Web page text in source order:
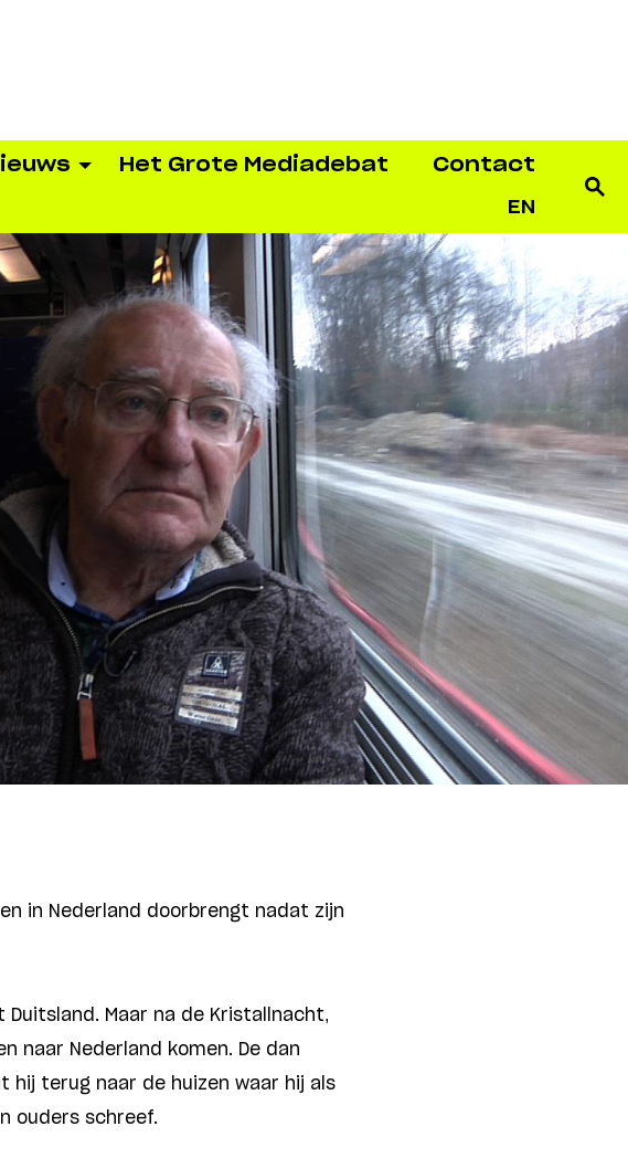
Het Grote Mediadebat Contact
EN
in Nederland doorbrengt nadat zijn
Maar na de Kristallnacht,
naar Nederland komen. De dan
hij terug naar de huizen waar hij als
ouders schreef.